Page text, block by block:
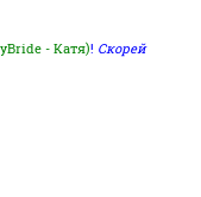
- Катя)! Скорей